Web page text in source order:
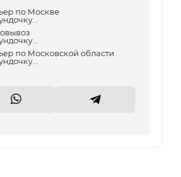
по Москве
по Московской области